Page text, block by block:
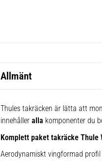
Allmänt
Thules takräcken är lätta att
innehåller alla komponenter du
Komplett paket takräcke Thule
Aerodynamiskt vingformad